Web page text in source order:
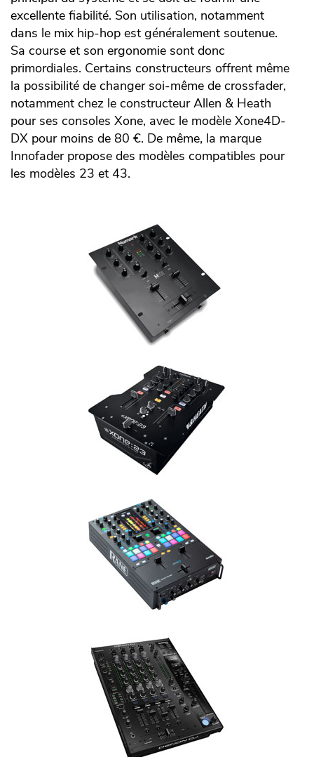
excellente fiabilité. Son utilisation, notamment
dans le mix hip-hop est généralement soutenue.
Sa course et son ergonomie sont donc
primordiales. Certains constructeurs offrent même
la possibilité de changer soi-même de crossfader,
notamment chez le constructeur Allen & Heath
pour ses consoles Xone, avec le modèle Xone4D-
DX pour moins de 80 €. De même, la marque
Innofader propose des modèles compatibles pour
les modèles 23 et 43.